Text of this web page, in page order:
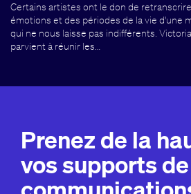
Certains artistes ont le don de
émotions et des périodes de la vie d'une
qui ne nous laisse pas indifférents.
parvient à réunir les…
Prenez de la
vos supports de